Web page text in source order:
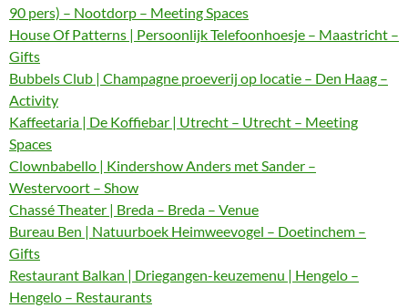
90 pers) – Nootdorp – Meeting Spaces
House Of Patterns | Persoonlijk Telefoonhoesje – Maastricht –
Gifts
Bubbels Club | Champagne proeverij op locatie – Den Haag –
Activity
Kaffeetaria | De Koffiebar | Utrecht – Utrecht – Meeting
Spaces
Clownbabello | Kindershow Anders met Sander –
Westervoort – Show
Chassé Theater | Breda – Breda – Venue
Bureau Ben | Natuurboek Heimweevogel – Doetinchem –
Gifts
Restaurant Balkan | Driegangen-keuzemenu | Hengelo –
Hengelo – Restaurants